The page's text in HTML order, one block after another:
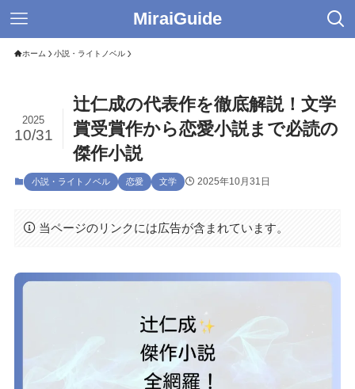
MiraiGuide
ホーム 小説・ライトノベル
辻仁成の代表作を徹底解説！文学
賞受賞作から恋愛小説まで必読の
傑作小説
2025
10/31
小説・ライトノベル 恋愛 文学 2025年10月31日
当ページのリンクには広告が含まれています。